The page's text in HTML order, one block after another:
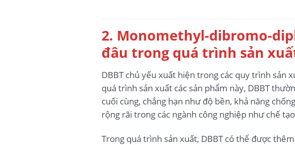
2. Monomethyl-dibromo-
đâu trong quá trình sản
DBBT chủ yếu xuất hiện trong các quy trình sản
quá trình sản xuất các sản phẩm này, DBBT
cuối cùng, chẳng hạn như độ bền, khả năng
rộng rãi trong các ngành công nghiệp như chế
Trong quá trình sản xuất, DBBT có thể được